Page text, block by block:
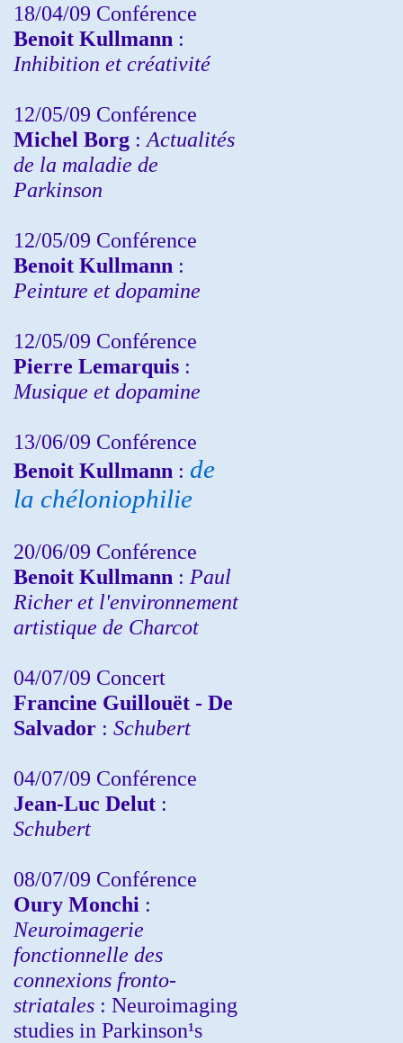
18/04/09 Conférence
Benoit Kullmann :
Inhibition et créativité
12/05/09 Conférence
Michel Borg : Actualités
de la maladie de
Parkinson
12/05/09 Conférence
Benoit Kullmann :
Peinture et dopamine
12/05/09 Conférence
Pierre Lemarquis :
Musique et dopamine
13/06/09 Conférence
Benoit Kullmann : de
la chéloniophilie
20/06/09 Conférence
Benoit Kullmann : Paul
Richer et l'environnement
artistique de Charcot
04/07/09 Concert
Francine Guillouët - De
Salvador : Schubert
04/07/09 Conférence
Jean-Luc Delut :
Schubert
08/07/09 Conférence
Oury Monchi :
Neuroimagerie
fonctionnelle des
connexions fronto-
striatales : Neuroimaging
studies in Parkinson¹s